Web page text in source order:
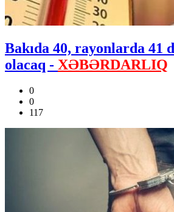
Bakıda 40, rayonlarda 41
olacaq - XƏBƏRDARLIQ
0
0
117